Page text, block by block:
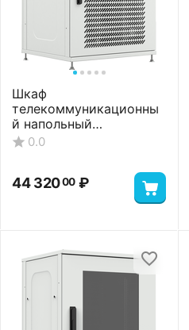
Шкаф
телекоммуникационны
й напольный
ШТНП-22U-800-600-
0.0
44 32000 ₽